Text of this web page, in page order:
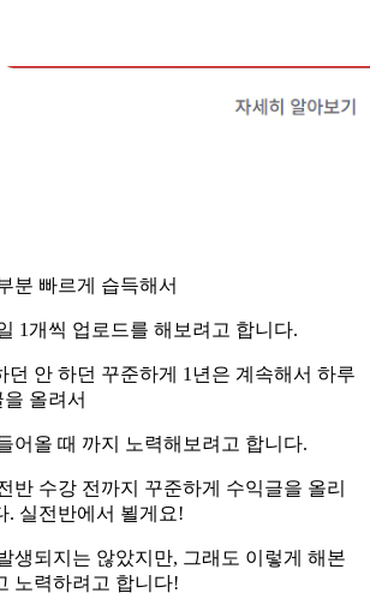
분 빠르게 습득해서
1개씩 업로드를 해보려고 합니다.
던 안 하던 꾸준하게 1년은 계속해서 하루
올려서
어올 때 까지 노력해보려고 합니다.
반 수강 전까지 꾸준하게 수익글을 올리
. 실전반에서 뵐게요!
생되지는 않았지만, 그래도 이렇게 해본
노력하려고 합니다!